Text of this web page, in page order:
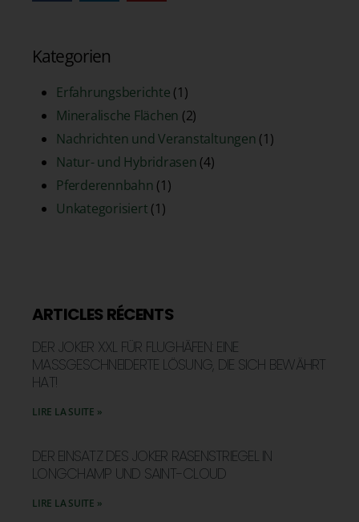
Kategorien
Erfahrungsberichte (1)
Mineralische Flächen (2)
Nachrichten und Veranstaltungen (1)
Natur- und Hybridrasen (4)
Pferderennbahn (1)
Unkategorisiert (1)
ARTICLES RÉCENTS
DER JOKER XXL FÜR FLUGHÄFEN: EINE
MASSGESCHNEIDERTE LÖSUNG, DIE SICH BEWÄHRT H
AT!
LIRE LA SUITE »
DER EINSATZ DES JOKER RASENSTRIEGEL IN
LONGCHAMP UND SAINT-CLOUD
LIRE LA SUITE »